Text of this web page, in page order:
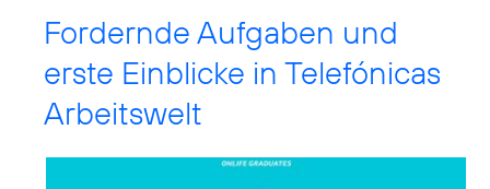
Fordernde Aufgaben und
erste Einblicke in Telefónicas
Arbeitswelt